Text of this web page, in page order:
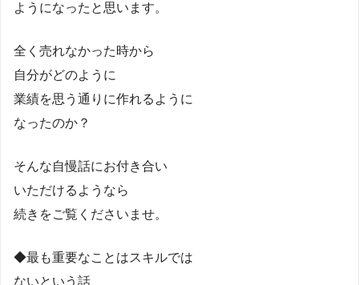
ようになったと思います。
全く売れなかった時から
自分がどのように
業績を思う通りに作れるように
なったのか？
そんな自慢話にお付き合い
いただけるようなら
続きをご覧くださいませ。
◆最も重要なことはスキルでは
ないという話